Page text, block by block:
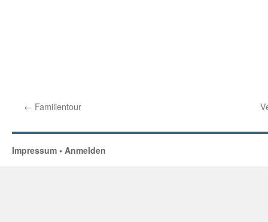
← Familientour
Impressum • Anmelden